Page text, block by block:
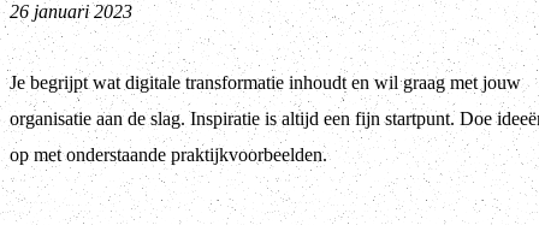
26 januari 2023
Je begrijpt wat digitale transformatie inhoudt en wil graag met jouw
organisatie aan de slag. Inspiratie is altijd een fijn startpunt. Doe
op met onderstaande praktijkvoorbeelden.